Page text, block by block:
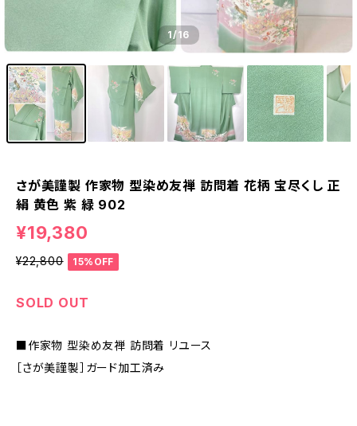
1/16
さが美謹製 作家物 型染め友禅 訪問着 花柄 宝尽くし 正
絹 黄色 紫 緑 902
¥19,380
¥22,800 15%OFF
SOLD OUT
■作家物 型染め友禅 訪問着 リユース
［さが美謹製］ガード加工済み